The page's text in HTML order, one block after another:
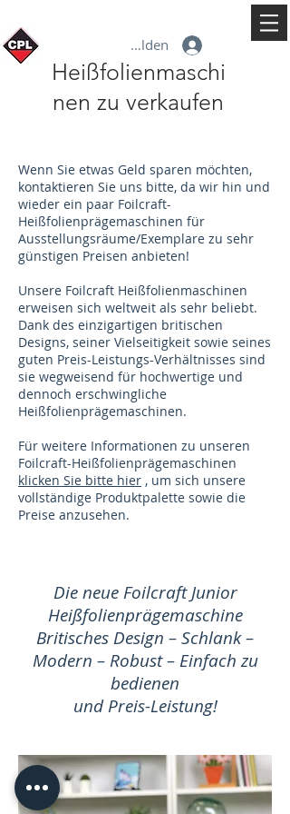
Anmelden
Heißfolienmaschi
nen zu verkaufen
Wenn Sie etwas Geld sparen möchten,
kontaktieren Sie uns bitte, da wir hin und
wieder ein paar Foilcraft-
Heißfolienprägemaschinen für
Ausstellungsräume/Exemplare zu sehr
günstigen Preisen anbieten!
Unsere Foilcraft Heißfolienmaschinen
erweisen sich weltweit als sehr beliebt.
Dank des einzigartigen britischen
Designs, seiner Vielseitigkeit sowie seines
guten Preis-Leistungs-Verhältnisses sind
sie wegweisend für hochwertige und
dennoch erschwingliche
Heißfolienprägemaschinen.
Für weitere Informationen zu unseren
Foilcraft-Heißfolienprägemaschinen
klicken Sie bitte hier , um sich unsere
vollständige Produktpalette sowie die
Preise anzusehen.
Die neue Foilcraft Junior
Heißfolienprägemaschine
Britisches Design – Schlank –
Modern – Robust – Einfach zu
bedienen
und Preis-Leistung!